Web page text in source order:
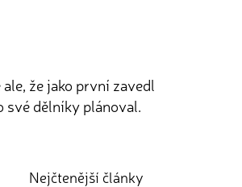
že jako první zavedl
své dělníky plánoval.
Nejčtenější články